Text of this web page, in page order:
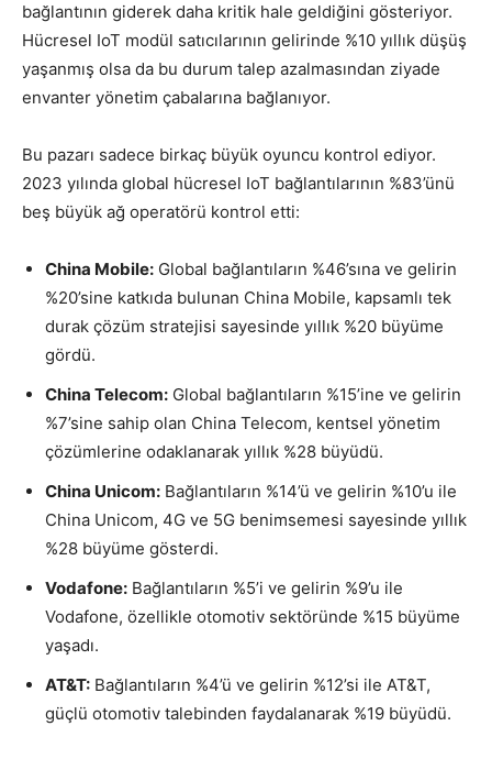
bağlantının giderek daha kritik hale geldiğini gösteriyor.
Hücresel IoT modül satıcılarının gelirinde %10 yıllık düşüş
yaşanmış olsa da bu durum talep azalmasından ziyade
envanter yönetim çabalarına bağlanıyor.
Bu pazarı sadece birkaç büyük oyuncu kontrol ediyor.
2023 yılında global hücresel IoT bağlantılarının %83’ünü
beş büyük ağ operatörü kontrol etti:
China Mobile: Global bağlantıların %46’sına ve gelirin
%20’sine katkıda bulunan China Mobile, kapsamlı tek
durak çözüm stratejisi sayesinde yıllık %20 büyüme
gördü.
China Telecom: Global bağlantıların %15’ine ve gelirin
%7’sine sahip olan China Telecom, kentsel yönetim
çözümlerine odaklanarak yıllık %28 büyüdü.
China Unicom: Bağlantıların %14’ü ve gelirin %10’u ile
China Unicom, 4G ve 5G benimsemesi sayesinde yıllık
%28 büyüme gösterdi.
Vodafone: Bağlantıların %5’i ve gelirin %9’u ile
Vodafone, özellikle otomotiv sektöründe %15 büyüme
yaşadı.
AT&T: Bağlantıların %4’ü ve gelirin %12’si ile AT&T,
güçlü otomotiv talebinden faydalanarak %19 büyüdü.